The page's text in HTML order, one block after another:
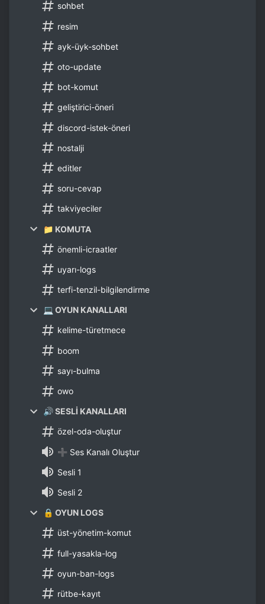
sohbet
resim
ayk-üyk-sohbet
oto-update
bot-komut
geliştirici-öneri
discord-istek-öneri
nostalji
editler
soru-cevap
takviyeciler
📁 KOMUTA
önemli-icraatler
uyarı-logs
terfi-tenzil-bilgilendirme
💻 OYUN KANALLARI
kelime-türetmece
boom
sayı-bulma
owo
🔊 SESLİ KANALLARI
özel-oda-oluştur
➕ Ses Kanalı Oluştur
Sesli 1
Sesli 2
🔒 OYUN LOGS
üst-yönetim-komut
full-yasakla-log
oyun-ban-logs
rütbe-kayıt